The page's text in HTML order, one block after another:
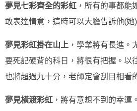
夢見七彩齊全的彩虹 ，所有的事都能
敢表達情意，這時可以大膽告訴他(她
夢見彩虹掛在山上 ，學業將有長進。
要死記硬背的科日，將很有把握。以
也將超過九十分，老師定會刮目相看
夢見橫渡彩虹 ，將有意想不到的幸運